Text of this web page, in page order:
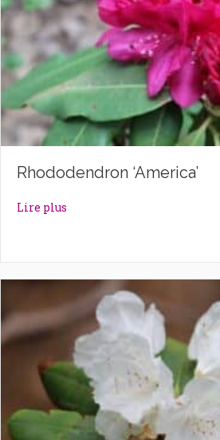
Rhododendron ‘America’
Lire plus